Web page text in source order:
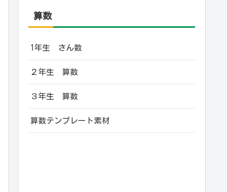
算数
1年生 さん数
２年生 算数
３年生 算数
算数テンプレート素材